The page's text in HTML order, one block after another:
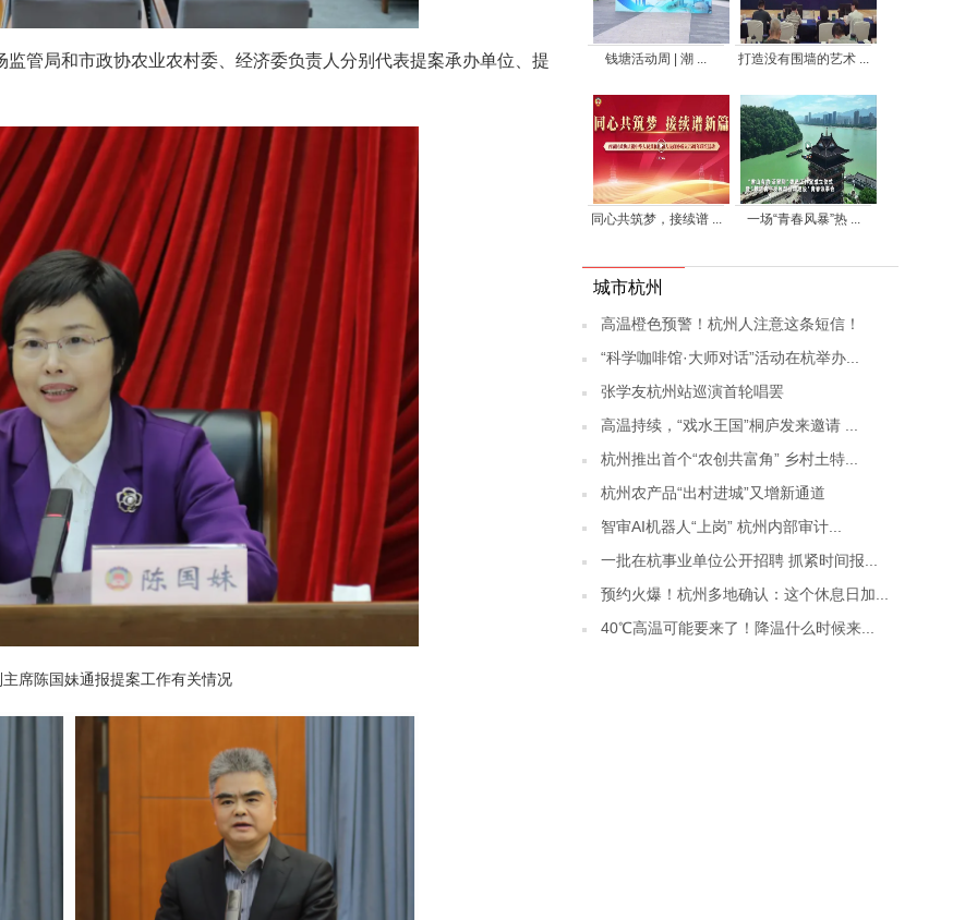
管局和市政协农业农村委、经济委负责人分别代表提案承办单位、提
席陈国妹通报提案工作有关情况
钱塘活动周 | 潮 ... 打造没有围墙的艺术 ...
同心共筑梦，接续谱 ... 一场“青春风暴”热 ...
城市杭州
高温橙色预警！杭州人注意这条短信！
“科学咖啡馆·大师对话”活动在杭举办...
张学友杭州站巡演首轮唱罢
高温持续，“戏水王国”桐庐发来邀请 ...
杭州推出首个“农创共富角” 乡村土特...
杭州农产品“出村进城”又增新通道
智审AI机器人“上岗” 杭州内部审计...
一批在杭事业单位公开招聘 抓紧时间报...
预约火爆！杭州多地确认：这个休息日加...
40℃高温可能要来了！降温什么时候来...